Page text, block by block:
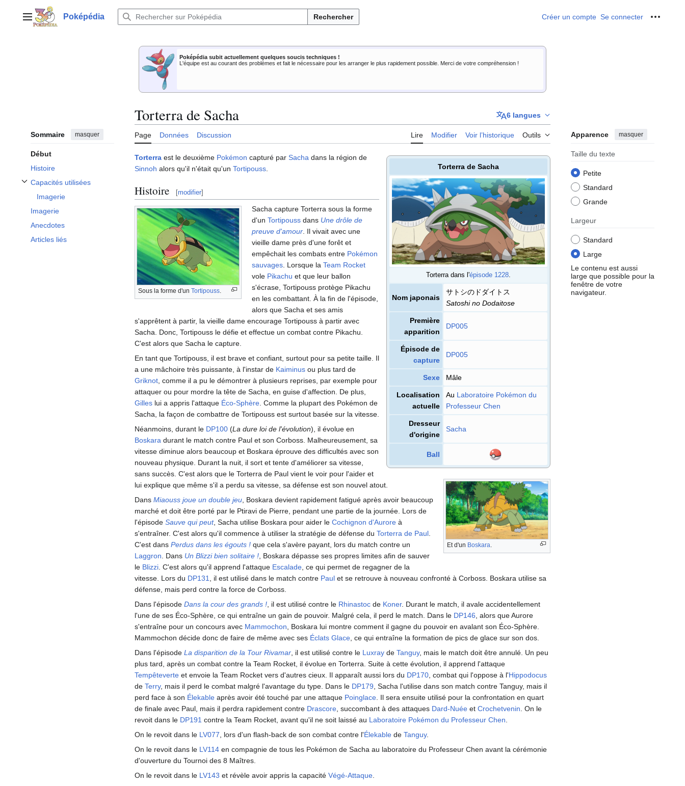
contenuMenu principalPoképédia Rechercher Créer un compte Se connecter Outils
Poképédia subit actuellement quelques soucis techniques !
L'équipe est au courant des problèmes et fait le nécessaire pour les arranger le plus rapidement possible. Merci de votre compréhension !
Sommaire masquer
Début
Histoire
Capacités utilisées
Afficher / masquer la sous-section Capacités utilisées
Imagerie
Imagerie
Anecdotes
Articles liés
Torterra de Sacha 6 langues
Page Données Discussion Lire Modifier Voir l’historique Outils Apparence masquer
Taille du texte
Petite
Standard
Grande
Largeur
Standard
Large
Le contenu est aussi
large que possible pour la
fenêtre de votre
navigateur.
Torterra de Sacha
Torterra dans l'épisode 1228.
Nom japonais
サトシのドダイトス
Satoshi no Dodaitose
Première
apparition
DP005
Épisode de
capture
DP005
Sexe Mâle
Localisation
actuelle
Au Laboratoire Pokémon du
Professeur Chen
Dresseur
d'origine
Sacha
Ball
Torterra est le deuxième Pokémon capturé par Sacha dans la région de
Sinnoh alors qu'il n'était qu'un Tortipouss
Histoire [modifier]
Sous la forme d'un Tortipouss.
Et d'un Boskara.
Sacha capture Torterra sous la forme
d'un Tortipoussdans Une drôle de
preuve d'amour. Il vivait avec une
vieille dame près d'une forêt et
empêchait les combats entre Pokémon
sauvages. Lorsque la Team Rocket
vole Pikachu et que leur ballon
s'écrase, Tortipouss protège Pikachu
en les combattant. À la fin de l'épisode,
alors que Sacha et ses amis
s'apprêtent à partir, la vieille dame encourage Tortipouss à partir avec
Sacha. Donc, Tortipouss le défie et effectue un combat contre Pikachu.
C'est alors que Sacha le capture.
En tant que Tortipouss, il est brave et confiant, surtout pour sa petite taille. Il
a une mâchoire très puissante, à l'instar de Kaiminus ou plus tard de
Griknot , comme il a pu le démontrer à plusieurs reprises, par exemple pour
attaquer ou pour mordre la tête de Sacha, en guise d'affection. De plus,
Gilles lui a appris l'attaque Éco-Sphère . Comme la plupart des Pokémon de
Sacha, la façon de combattre de Tortipouss est surtout basée sur la vitesse.
Néanmoins, durant le DP100 (La dure loi de l'évolution), il évolue en
Boskara durant le match contre Paul et son Corboss. Malheureusement, sa
vitesse diminue alors beaucoup et Boskara éprouve des difficultés avec son
nouveau physique. Durant la nuit, il sort et tente d'améliorer sa vitesse,
sans succès. C'est alors que le Torterra de Paul vient le voir pour l'aider et
lui explique que même s'il a perdu sa vitesse, sa défense est son nouvel atout.
Dans Miaouss joue un double jeu , Boskara devient rapidement fatigué après avoir beaucoup
marché et doit être porté par le Ptiravi de Pierre, pendant une partie de la journée. Lors de
l'épisode Sauve qui peut, Sacha utilise Boskara pour aider le Cochignon d'Aurore à
s'entraîner. C'est alors qu'il commence à utiliser la stratégie de défense du Torterra de Paul
C'est dans Perdus dans les égouts ! que cela s'avère payant, lors du match contre un
Laggron . Dans Un Blizzi bien solitaire ! , Boskara dépasse ses propres limites afin de sauver
le Blizzi . C'est alors qu'il apprend l'attaque Escalade , ce qui permet de regagner de la
vitesse. Lors du DP131 , il est utilisé dans le match contre Paul et se retrouve à nouveau confronté à Corboss. Boskara utilise sa
défense, mais perd contre la force de Corboss.
Dans l'épisode Dans la cour des grands ! , il est utilisé contre le Rhinastoc de Koner. Durant le match, il avale accidentellement
l'une de ses Éco-Sphère, ce qui entraîne un gain de pouvoir. Malgré cela, il perd le match. Dans le DP146 , alors que Aurore
s'entraîne pour un concours avec Mammochon , Boskara lui montre comment il gagne du pouvoir en avalant son Éco-Sphère.
Mammochon décide donc de faire de même avec ses Éclats Glace , ce qui entraîne la formation de pics de glace sur son dos.
Dans l'épisode La disparition de la Tour Rivamar , il est utilisé contre le Luxray de Tanguy, mais le match doit être annulé. Un peu
plus tard, après un combat contre la Team Rocket, il évolue en Torterra. Suite à cette évolution, il apprend l'attaque
Tempêteverte et envoie la Team Rocket vers d'autres cieux. Il apparaît aussi lors du DP170 , combat qui l'oppose à l'Hippodocus
de Terry, mais il perd le combat malgré l'avantage du type. Dans le DP179 , Sacha l'utilise dans son match contre Tanguy, mais il
perd face à son Élekable après avoir été touché par une attaque Poinglace . Il sera ensuite utilisé pour la confrontation en quart
de finale avec Paul, mais il perdra rapidement contre Drascore , succombant à des attaques Dard-Nuée et Crochetvenin . On le
revoit dans le DP191 contre la Team Rocket, avant qu'il ne soit laissé au Laboratoire Pokémon du Professeur Chen
On le revoit dans le LV077 , lors d'un flash-back de son combat contre l'Élekable de Tanguy.
On le revoit dans le LV114 en compagnie de tous les Pokémon de Sacha au laboratoire du Professeur Chen avant la cérémonie
d'ouverture du Tournoi des 8 Maîtres.
On le revoit dans le LV143 et révèle avoir appris la capacité Végé-Attaque